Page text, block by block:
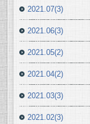
2021.07(3)
2021.06(3)
2021.05(2)
2021.04(2)
2021.03(3)
2021.02(3)